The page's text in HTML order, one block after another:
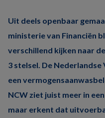
Uit deels openbaar
ministerie van Financiën
verschillend kijken naar
3 stelsel. De
een
NCW ziet juist meer in
maar erkent dat